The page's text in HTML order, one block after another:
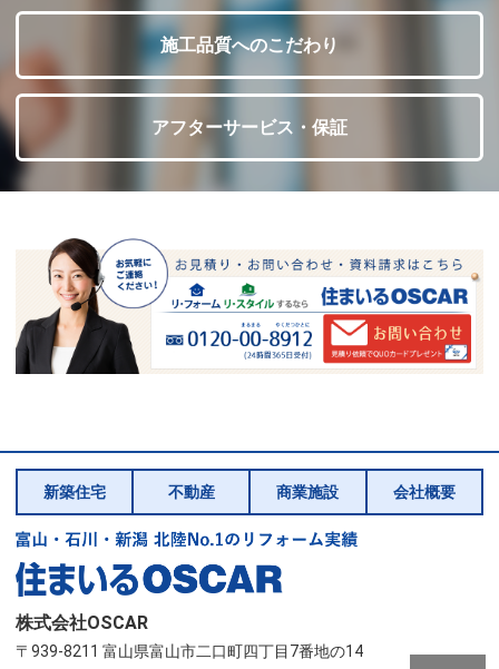
施工品質へのこだわり
アフターサービス・保証
新築住宅 不動産 商業施設 会社概要
株式会社OSCAR
〒939-8211 富山県富山市二口町四丁目7番地の14